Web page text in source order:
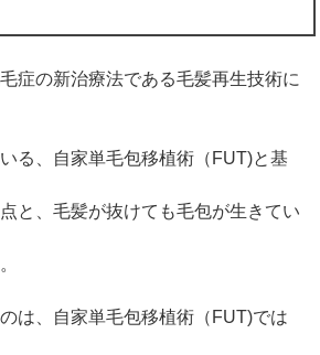
症の新治療法である毛髪再生技術に
る、自家単毛包移植術（FUT)と基
と、毛髪が抜けても毛包が生きてい
は、自家単毛包移植術（FUT)では